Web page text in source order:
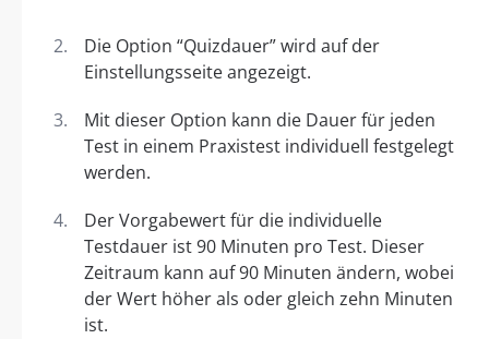
Die Option “Quizdauer” wird auf der
Einstellungsseite angezeigt.
Mit dieser Option kann die Dauer für jeden
Test in einem Praxistest individuell festgelegt
werden.
Der Vorgabewert für die individuelle
Testdauer ist 90 Minuten pro Test. Dieser
Zeitraum kann auf 90 Minuten ändern, wobei
der Wert höher als oder gleich zehn Minuten
ist.